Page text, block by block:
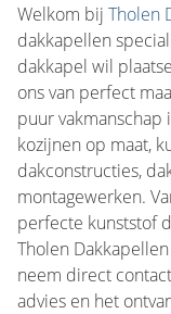
Welkom bij Tholen
dakkapellen
dakkapel wil
ons van perfect
puur
kozijnen op maat,
dakconstructies,
montagewerken.
perfecte kunststof
Tholen
neem direct
advies en het